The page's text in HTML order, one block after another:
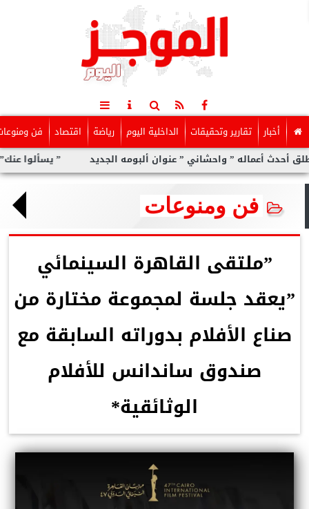
أخبار تقارير وتحقيقات الداخلية اليوم رياضة اقتصاد فن
” يسألوا عنك” أولى ” واحشاني ” عنوان ألبومه الجديد
فن ومنوعات
”ملتقى القاهرة السينمائي
”يعقد جلسة لمجموعة مختارة من
صناع الأفلام بدوراته السابقة مع
صندوق ساندانس للأفلام
الوثائقية*